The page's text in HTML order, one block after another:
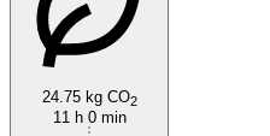
24.75 kg CO2
11 h 0 min